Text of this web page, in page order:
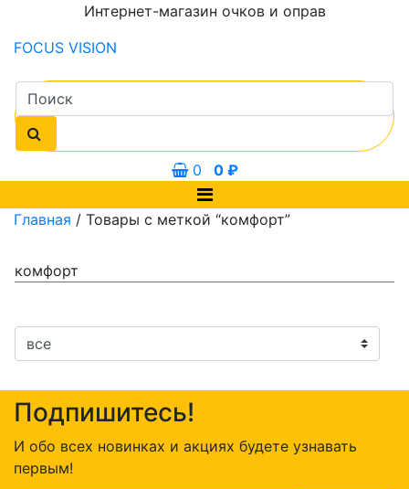
Интернет-магазин очков и оправ
FOCUS VISION
0 0 ₽
Главная / Товары с меткой “комфорт”
комфорт
Подпишитесь!
И обо всех новинках и акциях будете узнавать
первым!